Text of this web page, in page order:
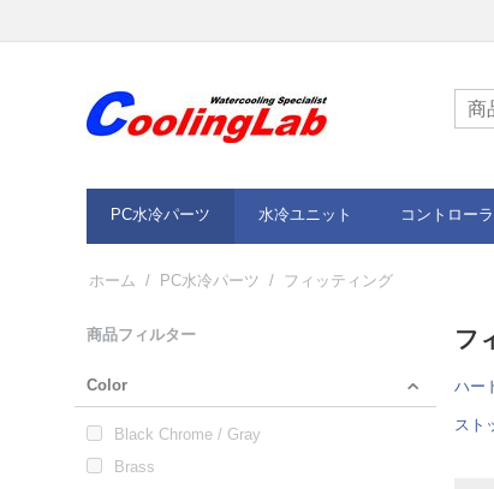
PC水冷パーツ 水冷ユニット コントロー
ホーム / PC水冷パーツ / フィッティング
商品フィルター
Color
Black Chrome / Gray
Brass
フ
ハー
スト